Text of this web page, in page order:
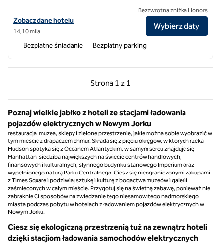
Zobacz szczegóły hotelu Hampton Inn & Suites Staten Island
Zobacz dane hotelu
14,10 mila
Bezzwrotna zniżka Honors
Wybierz daty
Bezpłatne śniadanie Bezpłatny parking
Strona 1 z 1
Poprzednia strona, 1 z 1
Strona 1 z 1
Poznaj wielkie jabłko z hoteli ze stacjami ładowania
pojazdów elektrycznych w Nowym Jorku
restauracja, muzea, sklepy i zielone przestrzenie, jakie można sobie wyobrazić w
tym mieście z drapaczem chmur. Składa się z pięciu okręgów, w których rzeka
Hudson spotyka się z Oceanem Atlantyckim, w samym sercu znajduje się
Manhattan, siedziba największych na świecie centrów handlowych,
finansowych i kulturalnych, słynnego budynku stanowego Imperium oraz
wypełnionego naturą Parku Centralnego. Ciesz się nieograniczonymi zakupami
z Times Square i podziwiaj sztukę i kulturę z bogactwa muzeów i galerii
zaśmieconych w całym mieście. Przygotuj się na świetną zabawę, ponieważ nie
zabraknie Ci sposobów na zwiedzanie tego niesamowitego nadmorskiego
miasta podczas pobytu w hotelach z ładowaniem pojazdów elektrycznych w
Nowym Jorku.
Ciesz się ekologiczną przestrzenią tuż na zewnątrz hoteli
dzięki stacjiom ładowania samochodów elektrycznych